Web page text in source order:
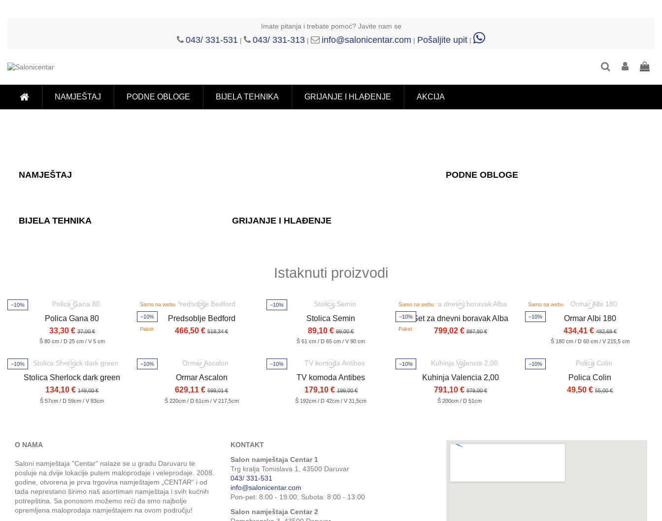
Imate pitanja i trebate pomoć? Javite nam se
043/ 331-531 | 043/ 331-313 | info@salonicentar.com | Pošaljite upit |
NAMJEŠTAJ PODNE OBLOGE BIJELA TEHNIKA GRIJANJE I HLAĐENJE AKCIJA
NAMJEŠTAJ PODNE OBLOGE
BIJELA TEHNIKA GRIJANJE I HLAĐENJE
Istaknuti proizvodi
−10%
Polica Gana 80
33,30 € 37,00 €
Š 80 cm / D 25 cm / V 5 cm
Samo na webu
−10%
Paket
Predsoblje Bedford
466,50 €518,34 €
−10%
Stolica Semin
89,10 €99,00 €
Š 61 cm / D 65 cm / V 90 cm
Samo na webu
−10%
Paket
Set za dnevni boravak Alba
799,02 €887,80 €
Samo na webu
−10%
Ormar Albi 180
434,41 €482,68 €
Š 180 cm / D 60 cm / V 215,5 cm
−10%
Stolica Sherlock dark green
134,10 €149,00 €
Š 57cm / D 59cm / V 83cm
−10%
Ormar Ascalon
629,11 €699,01 €
Š 220cm / D 61cm / V 217,5cm
−10%
TV komoda Antibes
179,10 € 199,00 €
Š 192cm / D 42cm / V 31,5cm
−10%
Kuhinja Valencia 2,00
791,10 €879,00 €
Š 200cm / D 51cm
−10%
Polica Colin
49,50 €55,00 €
O NAMA
Saloni namještaja "Centar" nalaze se u gradu Daruvaru te
posluje na dvije lokacije putem maloprodaje i veleprodaje. 2008.
godine, otvorena je prva trgovina namještajem „CENTAR“ i od
tada neprestano širimo naš asortiman namještaja i svih kućnih
potrepština. Sa ponosom možemo reći da smo najbolje
opremljena maloprodaja namještajem na ovom području!
KONTAKT
Salon namještaja Centar 1
Trg kralja Tomislava 1, 43500 Daruvar
043/ 331-531
info@salonicentar.com
Pon-pet: 8:00 - 19:00, Subota: 8:00 - 13:00
Salon namještaja Centar 2